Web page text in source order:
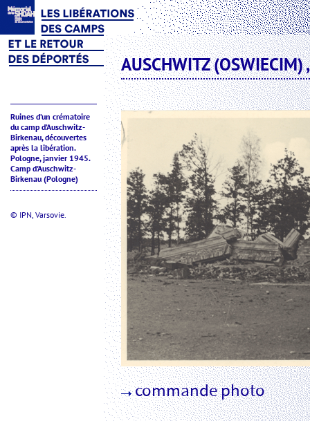
Ruines d’un crématoire
du camp d’Auschwitz-
Birkenau, découvertes
après la libération.
Pologne, janvier 1945.
Camp d'Auschwitz-
Birkenau (Pologne)
© IPN, Varsovie.
AUSCHWITZ (OSWIECIM)
commande photo